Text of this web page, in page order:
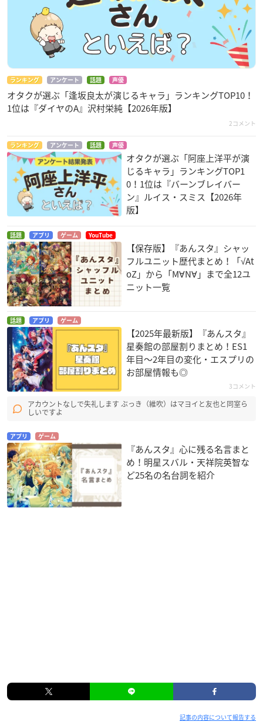
ランキング アンケート 話題 声優
オタクが選ぶ「逢坂良太が演じるキャラ」ランキングTOP10！
1位は『ダイヤのA』沢村栄純【2026年版】
2コメント
ランキング アンケート 話題 声優
オタクが選ぶ「阿座上洋平が演
じるキャラ」ランキングTOP1
0！1位は『バーンブレイバー
ン』ルイス・スミス【2026年
版】
話題 アプリ ゲーム YouTube
【保存版】『あんスタ』シャッ
フルユニット歴代まとめ！「√At
oZ」から「M∀N∀」まで全12ユ
ニット一覧
話題 アプリ ゲーム
【2025年最新版】『あんスタ』
星奏館の部屋割りまとめ！ES1
年目〜2年目の変化・エスプリの
お部屋情報も◎
3コメント
アカウントなしで失礼します ぶっき（維吹）はマヨイと友也と同室ら
しいですよ
アプリ ゲーム
『あんスタ』心に残る名言まと
め！明星スバル・天祥院英智な
ど25名の名台詞を紹介
記事の内容について報告する